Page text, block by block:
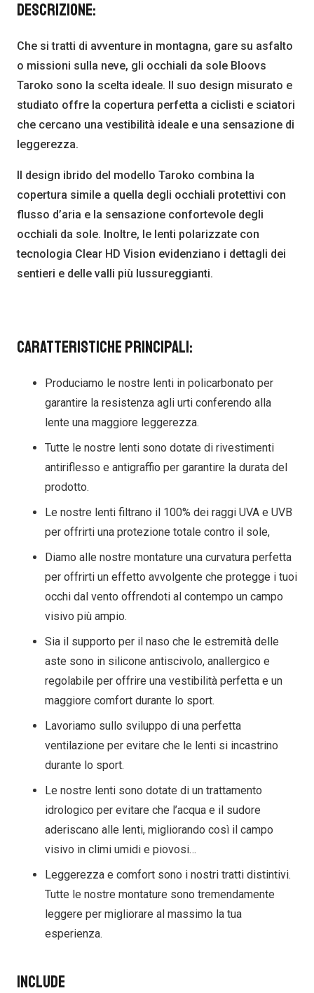
Descrizione:
Che si tratti di avventure in montagna, gare su asfalto
o missioni sulla neve, gli occhiali da sole Bloovs
Taroko sono la scelta ideale. Il suo design misurato e
studiato offre la copertura perfetta a ciclisti e sciatori
che cercano una vestibilità ideale e una sensazione di
leggerezza.
Il design ibrido del modello Taroko combina la
copertura simile a quella degli occhiali protettivi con
flusso d’aria e la sensazione confortevole degli
occhiali da sole. Inoltre, le lenti polarizzate con
tecnologia Clear HD Vision evidenziano i dettagli dei
sentieri e delle valli più lussureggianti.
Caratteristiche principali:
Produciamo le nostre lenti in policarbonato per
garantire la resistenza agli urti conferendo alla
lente una maggiore leggerezza.
Tutte le nostre lenti sono dotate di rivestimenti
antiriflesso e antigraffio per garantire la durata del
prodotto.
Le nostre lenti filtrano il 100% dei raggi UVA e UVB
per offrirti una protezione totale contro il sole,
Diamo alle nostre montature una curvatura perfetta
per offrirti un effetto avvolgente che protegge i tuoi
occhi dal vento offrendoti al contempo un campo
visivo più ampio.
Sia il supporto per il naso che le estremità delle
aste sono in silicone antiscivolo, anallergico e
regolabile per offrire una vestibilità perfetta e un
maggiore comfort durante lo sport.
Lavoriamo sullo sviluppo di una perfetta
ventilazione per evitare che le lenti si incastrino
durante lo sport.
Le nostre lenti sono dotate di un trattamento
idrologico per evitare che l’acqua e il sudore
aderiscano alle lenti, migliorando così il campo
visivo in climi umidi e piovosi…
Leggerezza e comfort sono i nostri tratti distintivi.
Tutte le nostre montature sono tremendamente
leggere per migliorare al massimo la tua
esperienza.
Include